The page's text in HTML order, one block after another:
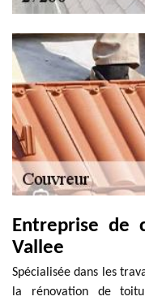
Entreprise de
Vallee
Spécialisée dans les
la rénovation de